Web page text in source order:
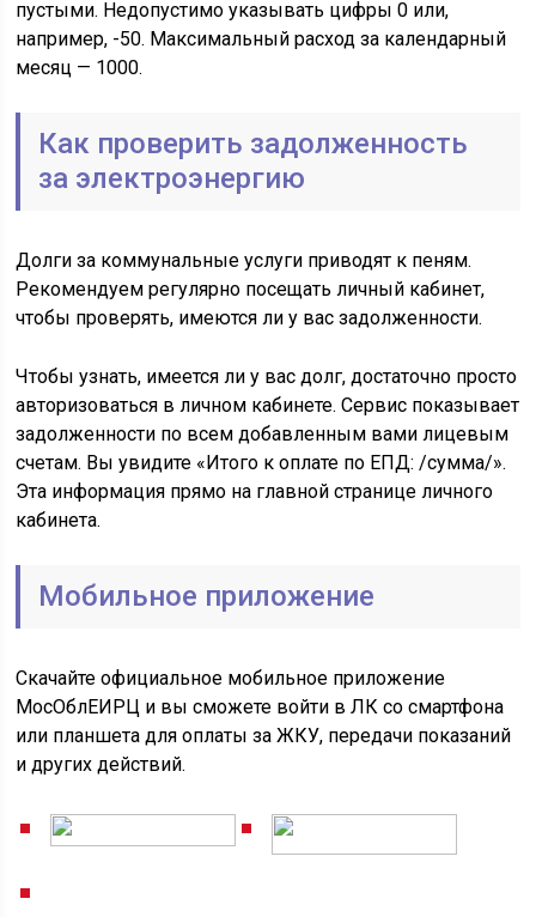
пустыми. Недопустимо указывать цифры 0 или,
например, -50. Максимальный расход за календарный
месяц — 1000.
Как проверить задолженность
за электроэнергию
Долги за коммунальные услуги приводят к пеням.
Рекомендуем регулярно посещать личный кабинет,
чтобы проверять, имеются ли у вас задолженности.
Чтобы узнать, имеется ли у вас долг, достаточно просто
авторизоваться в личном кабинете. Сервис показывает
задолженности по всем добавленным вами лицевым
счетам. Вы увидите «Итого к оплате по ЕПД: /сумма/».
Эта информация прямо на главной странице личного
кабинета.
Мобильное приложение
Скачайте официальное мобильное приложение
MocOблEИPЦ и вы сможете войти в ЛК со смартфона
или планшета для оплаты за ЖКУ, передачи показаний
и других действий.